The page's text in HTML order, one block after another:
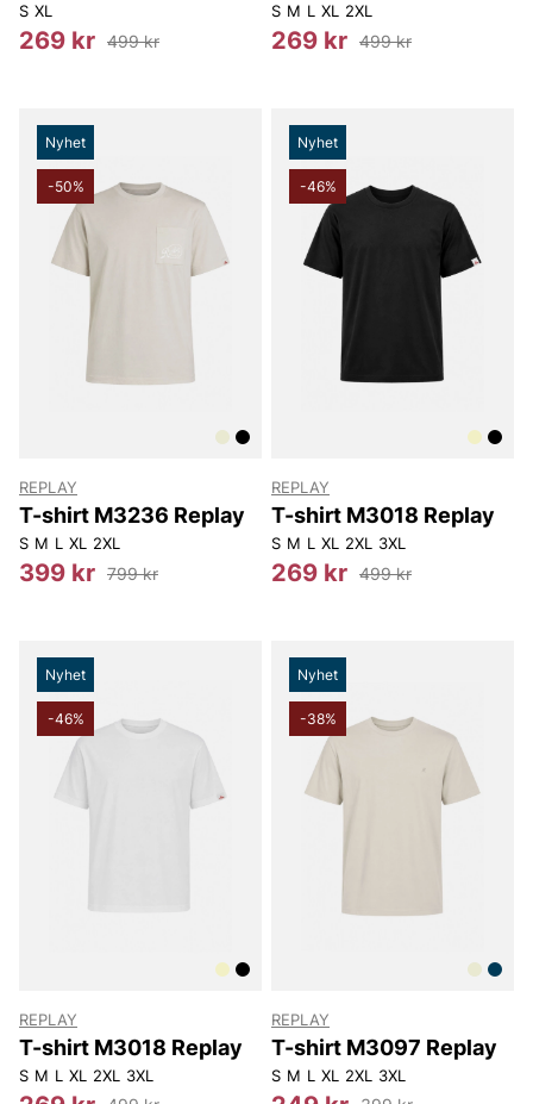
S XL
269 kr 499 kr
S M L XL 2XL
269 kr 499 kr
Nyhet
-50%
REPLAY
T-shirt M3236 Replay
S M L XL 2XL
399 kr 799 kr
Nyhet
-46%
REPLAY
T-shirt M3018 Replay
S M L XL 2XL 3XL
269 kr 499 kr
Nyhet
-46%
REPLAY
T-shirt M3018 Replay
S M L XL 2XL 3XL
Nyhet
-38%
REPLAY
T-shirt M3097 Replay
S M L XL 2XL 3XL